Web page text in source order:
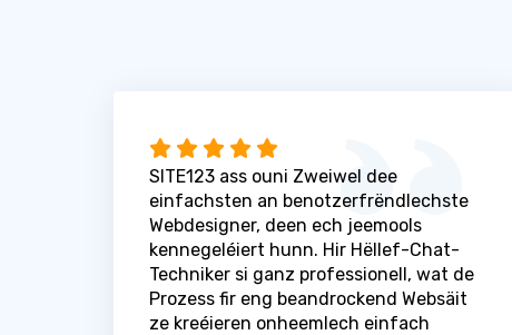
SITE123 ass ouni Zweiwel dee
einfachsten an benotzerfrëndlechste
Webdesigner, deen ech jeemools
kennegeléiert hunn. Hir Hëllef-Chat-
Techniker si ganz professionell, wat de
Prozess fir eng beandrockend Websäit
ze kreéieren onheemlech einfach